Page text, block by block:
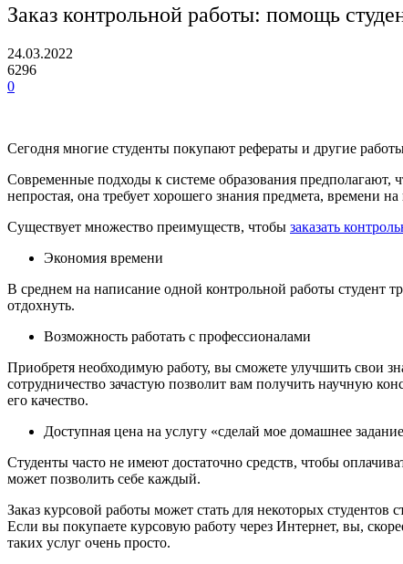
Заказ контрольной работы: помощь
24.03.2022
6296
0
Сегодня многие студенты покупают рефераты и другие
Современные подходы к системе образования предполагают,
непростая, она требует хорошего знания предмета, времени
Существует множество преимуществ, чтобы заказать
Экономия времени
В среднем на написание одной контрольной работы студент
отдохнуть.
Возможность работать с профессионалами
Приобретя необходимую работу, вы сможете улучшить свои
сотрудничество зачастую позволит вам получить научную
его качество.
Доступная цена на услугу «сделай мое домашнее
Студенты часто не имеют достаточно средств, чтобы
может позволить себе каждый.
Заказ курсовой работы может стать для некоторых
Если вы покупаете курсовую работу через Интернет, вы,
таких услуг очень просто.